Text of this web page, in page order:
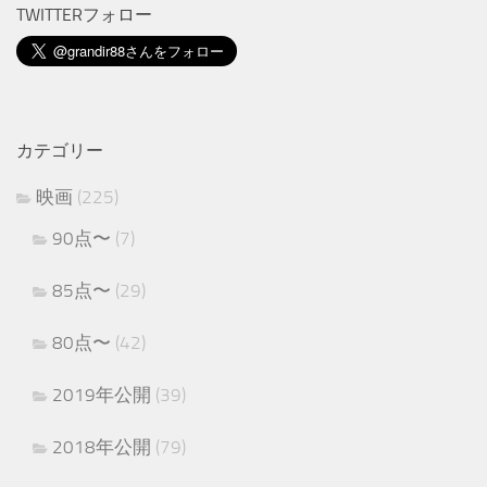
TWITTERフォロー
カテゴリー
映画 (225)
90点〜 (7)
85点〜 (29)
80点〜 (42)
2019年公開 (39)
2018年公開 (79)